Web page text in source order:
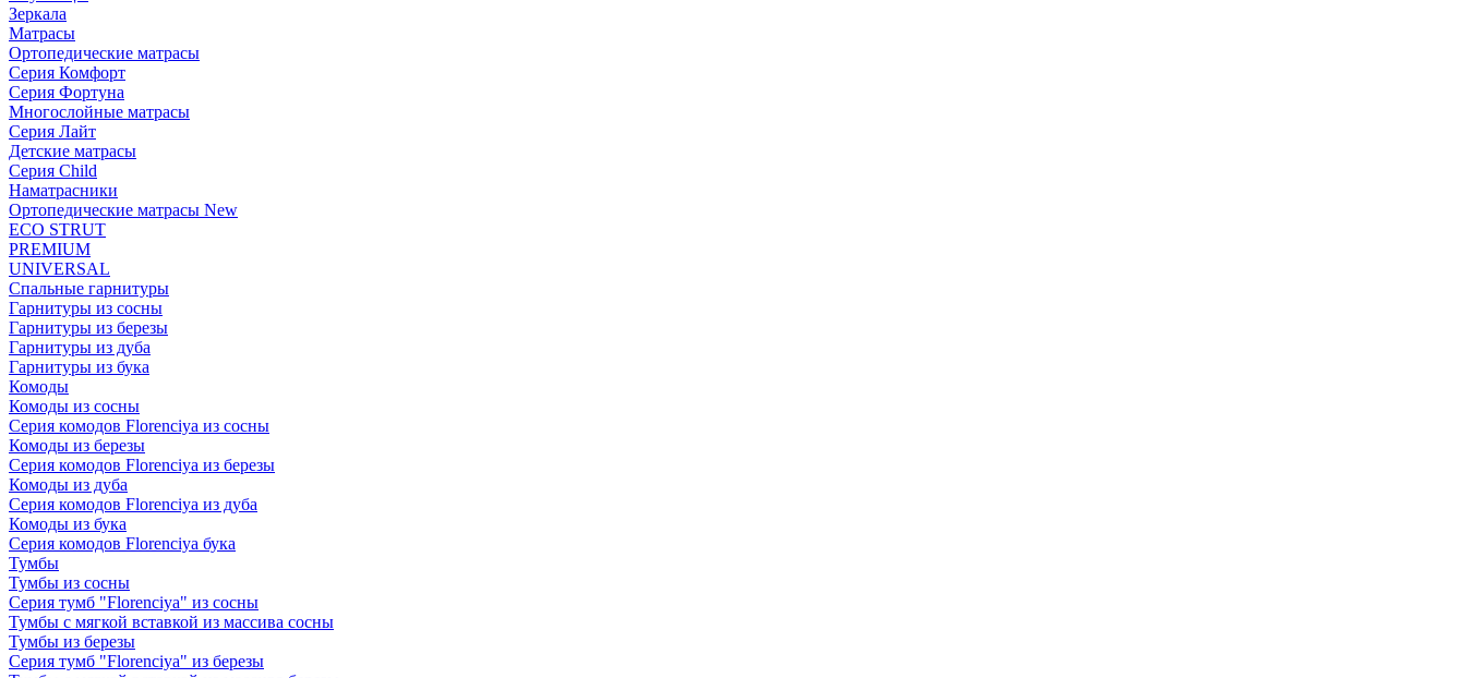
Зеркала
Матрасы
Ортопедические матрасы
Серия Комфорт
Серия Фортуна
Многослойные матрасы
Серия Лайт
Детские матрасы
Серия Child
Наматрасники
Ортопедические матрасы New
ECO STRUT
PREMIUM
UNIVERSAL
Спальные гарнитуры
Гарнитуры из сосны
Гарнитуры из березы
Гарнитуры из дуба
Гарнитуры из бука
Комоды
Комоды из сосны
Серия комодов Florenciya из сосны
Комоды из березы
Серия комодов Florenciya из березы
Комоды из дуба
Серия комодов Florenciya из дуба
Комоды из бука
Серия комодов Florenciya бука
Тумбы
Тумбы из сосны
Серия тумб "Florenciya" из сосны
Тумбы с мягкой вставкой из массива сосны
Тумбы из березы
Серия тумб "Florenciya" из березы